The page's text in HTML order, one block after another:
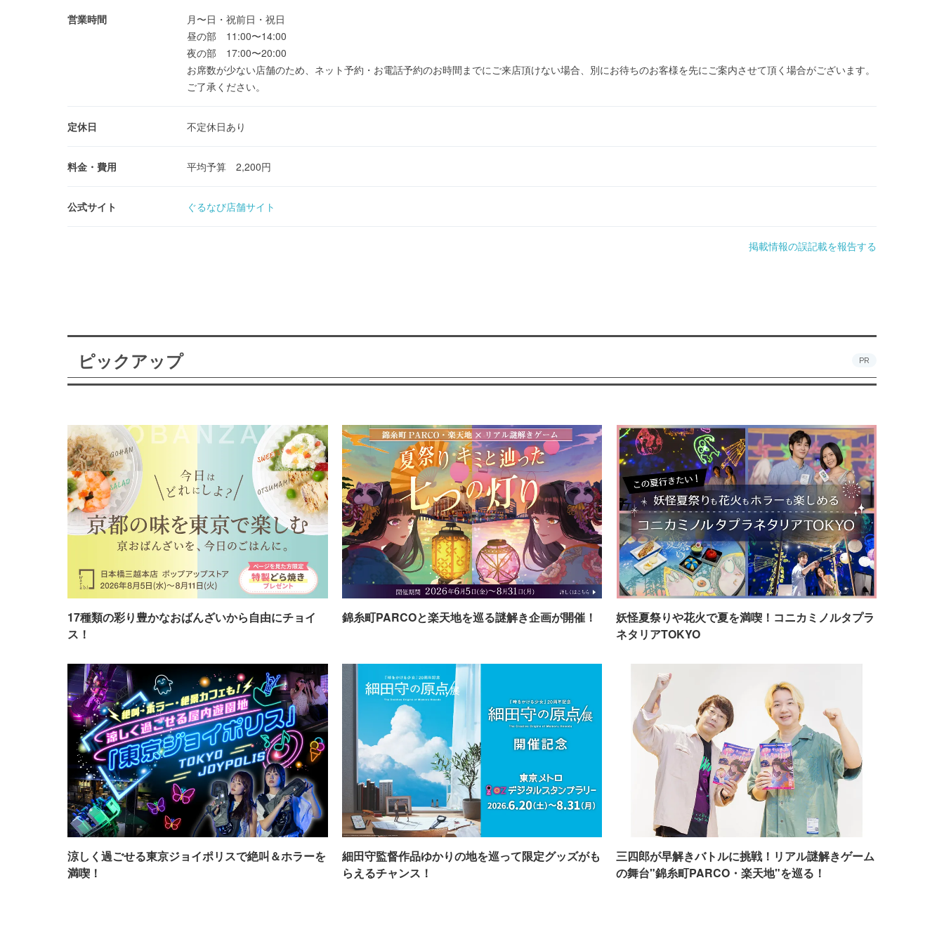
営業時間
月〜日・祝前日・祝日
昼の部 11:00〜14:00
夜の部 17:00〜20:00
お席数が少ない店舗のため、ネット予約・お電話予約のお時間までにご来店頂けない場合、別にお待ちのお客様を先にご案内させて頂く場合がございます。
ご了承ください。
定休日 不定休日あり
料金・費用 平均予算 2,200円
公式サイト ぐるなび店舗サイト
掲載情報の誤記載を報告する
ピックアップ PR
17種類の彩り豊かなおばんざいから自由にチョイ
ス！
錦糸町PARCOと楽天地を巡る謎解き企画が開催！
妖怪夏祭りや花火で夏を満喫！コニカミノルタプラ
ネタリアTOKYO
涼しく過ごせる東京ジョイポリスで絶叫＆ホラーを
満喫！
細田守監督作品ゆかりの地を巡って限定グッズがも
らえるチャンス！
三四郎が早解きバトルに挑戦！リアル謎解きゲーム
の舞台"錦糸町PARCO・楽天地"を巡る！